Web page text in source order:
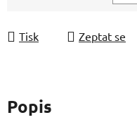
Tisk Zeptat se
Popis